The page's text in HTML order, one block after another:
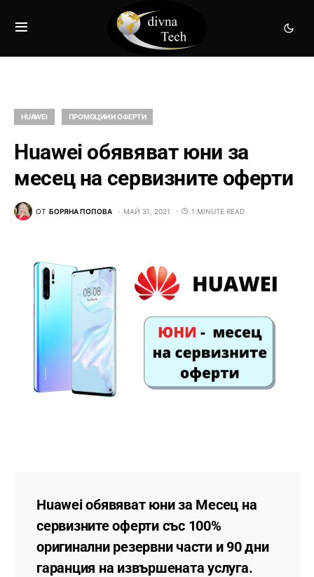
HUAWEI ПРОМОЦИИ И ОФЕРТИ
Huawei обявяват юни за
месец на сервизните оферти
ОТ БОРЯНА ПОПОВА МАЙ 31, 2021 1 MINUTE READ
Huawei обявяват юни за Месец на
сервизните оферти със 100%
оригинални резервни части и 90 дни
гаранция на извършената услуга.